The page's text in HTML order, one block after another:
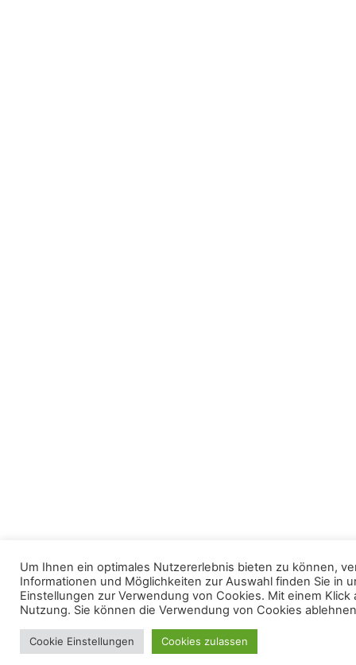
Um Ihnen ein optimales Nutzererlebnis bieten zu können,
Informationen und Möglichkeiten zur Auswahl finden Sie in
Einstellungen zur Verwendung von Cookies. Mit einem
Nutzung. Sie können die Verwendung von Cookies
Cookie Einstellungen Cookies zulassen